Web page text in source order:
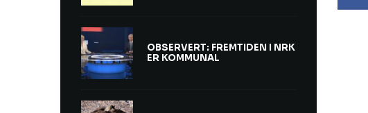
OBSERVERT: FREMTIDEN I NRK
ER KOMMUNAL